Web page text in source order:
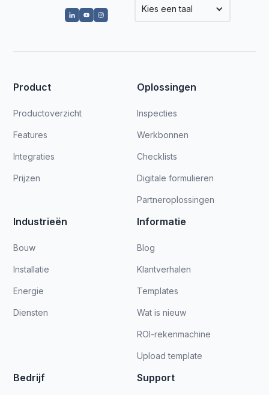
Kies een taal
Product
Productoverzicht
Features
Integraties
Prijzen
Oplossingen
Inspecties
Werkbonnen
Checklists
Digitale formulieren
Partneroplossingen
Industrieën
Bouw
Installatie
Energie
Diensten
Informatie
Blog
Klantverhalen
Templates
Wat is nieuw
ROI-rekenmachine
Upload template
Bedrijf Support